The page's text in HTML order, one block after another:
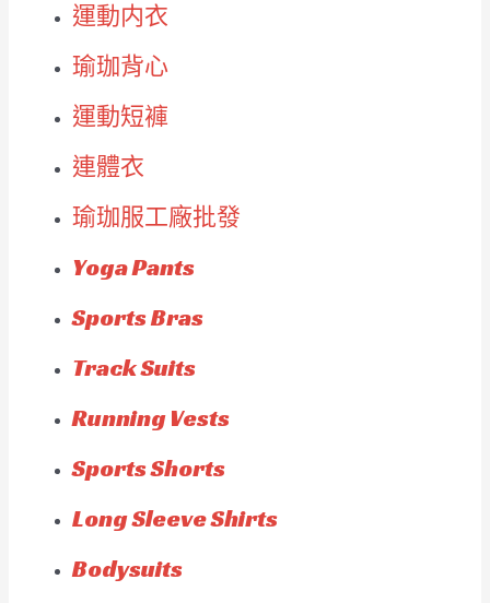
運動内衣
瑜珈背心
運動短褲
連體衣
瑜珈服工廠批發
Yoga Pants
Sports Bras
Track Suits
Running Vests
Sports Shorts
Long Sleeve Shirts
Bodysuits